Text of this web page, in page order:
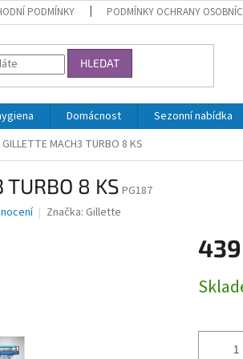
PODMÍNKY PODMÍNKY OCHRANY
HLEDAT
Domácnost Sezonní nabídka
GILLETTE MACH3 TURBO 8 KS
TURBO 8 KSPG187
Značka: Gillette
cena: